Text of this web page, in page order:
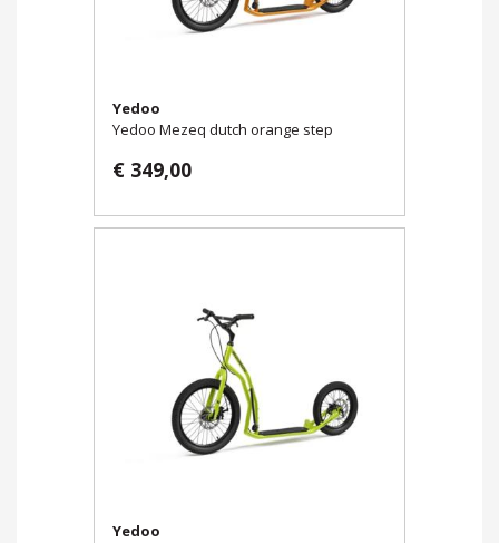
Yedoo
Yedoo Mezeq dutch orange step
€ 349,00
Yedoo